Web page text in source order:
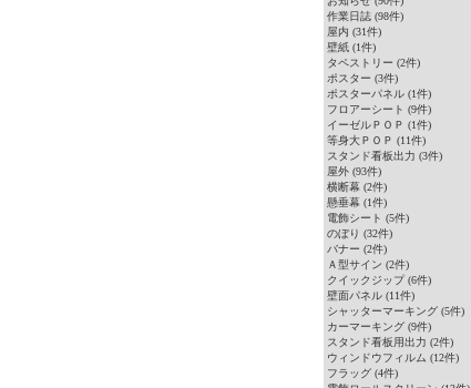
作業日誌 (98件)
屋内 (31件)
壁紙 (1件)
タペストリー (2件)
ポスター (3件)
ポスターパネル (1件)
フロアーシート (9件)
イーゼルＰＯＰ (1件)
等身大ＰＯＰ (11件)
スタンド看板出力 (3件)
屋外 (93件)
横断幕 (2件)
懸垂幕 (1件)
電飾シート (5件)
のぼり (32件)
バナー (2件)
Ａ型サイン (2件)
クイックジップ (6件)
壁面パネル (11件)
シャッターマーキング (5件)
カーマーキング (9件)
スタンド看板用出力 (2件)
ウィンドウフィルム (12件)
フラッグ (4件)